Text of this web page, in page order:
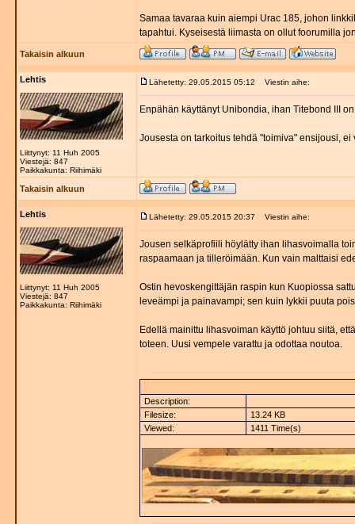
Samaa tavaraa kuin aiempi Urac 185, johon
tapahtui. Kyseisestä liimasta on ollut foorumilla
Takaisin alkuun
Lehtis
Liittynyt: 11 Huh 2005
Viestejä: 847
Paikkakunta: Riihimäki
Lähetetty: 29.05.2015 05:12 Viestin aihe:
Enpähän käyttänyt Unibondia, ihan Titebond III
Jousesta on tarkoitus tehdä "toimiva" ensijousi,
Takaisin alkuun
Lehtis
Liittynyt: 11 Huh 2005
Viestejä: 847
Paikkakunta: Riihimäki
Lähetetty: 29.05.2015 20:37 Viestin aihe:
Jousen selkäprofiili höylätty ihan lihasvoimalla
raspaamaan ja tilleröimään. Kun vain malttaisi
Ostin hevoskengittäjän raspin kun Kuopiossa
leveämpi ja painavampi; sen kuin lykkii puuta
Edellä mainittu lihasvoiman käyttö johtuu siitä,
toteen. Uusi vempele varattu ja odottaa noutoa.
Description:
Filesize:
13.24 KB
Viewed:
1411 Time(s)